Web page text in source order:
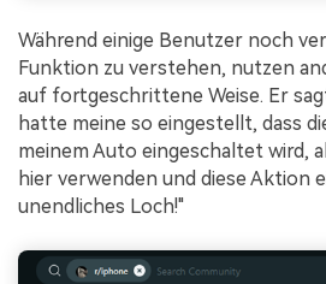
Während einige Benutzer noch
Funktion zu verstehen, nutzen
auf fortgeschrittene Weise. Er
hatte meine so eingestellt, dass
meinem Auto eingeschaltet wird,
hier verwenden und diese Aktion
unendliches Loch!"